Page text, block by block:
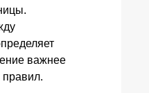
важнее